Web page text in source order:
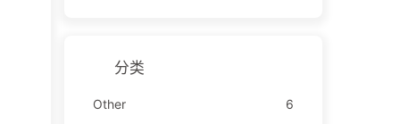
分类
Other
6